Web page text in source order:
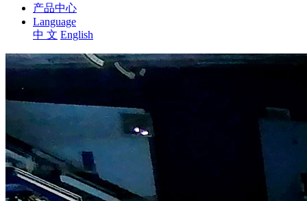
产品中心
Language
中 文 English